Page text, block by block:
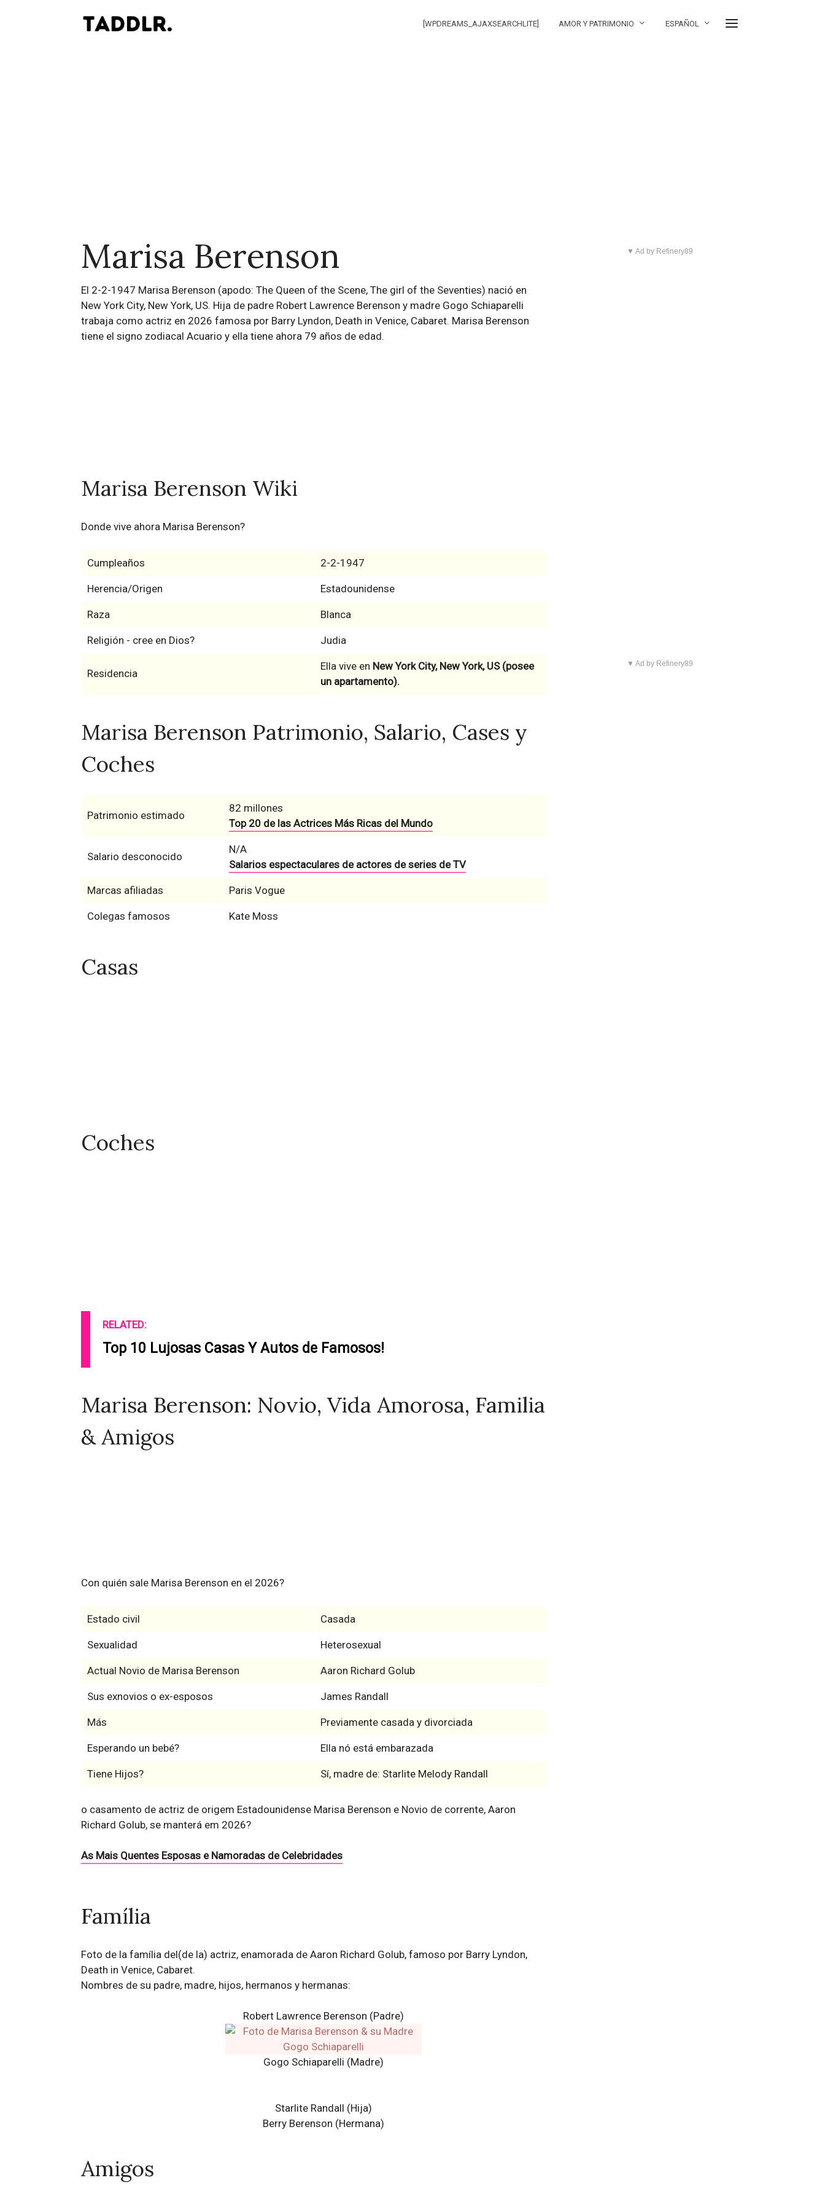
[WPDREAMS_AJAXSEARCHLITE] AMOR Y PATRIMONIO ESPAÑOL
Marisa Berenson
El 2-2-1947 Marisa Berenson (apodo: The Queen of the Scene, The girl of the Seventies) nació en
New York City, New York, US. Hija de padre Robert Lawrence Berenson y madre Gogo Schiaparelli
trabaja como actriz en 2026 famosa por Barry Lyndon, Death in Venice, Cabaret. Marisa Berenson
tiene el signo zodiacal Acuario y ella tiene ahora 79 años de edad.
Marisa Berenson Wiki
Donde vive ahora Marisa Berenson?
Cumpleaños 2-2-1947
Herencia/Origen Estadounidense
Raza Blanca
Religión - cree en Dios? Judia
Residencia
Ella vive en New York City, New York, US (posee
un apartamento).
Marisa Berenson Patrimonio, Salario, Cases y
Coches
Patrimonio estimado
82 millones
Top 20 de las Actrices Más Ricas del Mundo
Salario desconocido
N/A
Salarios espectaculares de actores de series de TV
Marcas afiliadas Paris Vogue
Colegas famosos Kate Moss
Casas
Coches
RELATED:
Top 10 Lujosas Casas Y Autos de Famosos!
Marisa Berenson: Novio, Vida Amorosa, Familia
& Amigos
Con quién sale Marisa Berenson en el 2026?
Estado civil Casada
Sexualidad Heterosexual
Actual Novio de Marisa Berenson Aaron Richard Golub
Sus exnovios o ex-esposos James Randall
Más Previamente casada y divorciada
Esperando un bebé? Ella nó está embarazada
Tiene Hijos? Sí, madre de: Starlite Melody Randall
o casamento de actriz de origem Estadounidense Marisa Berenson e Novio de corrente, Aaron
Richard Golub, se manterá em 2026?
As Mais Quentes Esposas e Namoradas de Celebridades
Família
Foto de la família del(de la) actriz, enamorada de Aaron Richard Golub, famoso por Barry Lyndon,
Death in Venice, Cabaret.
Nombres de su padre, madre, hijos, hermanos y hermanas:
Robert Lawrence Berenson (Padre)
Gogo Schiaparelli (Madre)
Starlite Randall (Hija)
Berry Berenson (Hermana)
Amigos
▼ Ad by Refinery89
▼ Ad by Refinery89